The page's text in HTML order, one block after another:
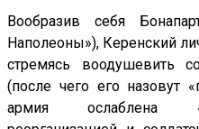
Вообразив себя
Наполеоны»), Керенский
стремясь воодушевить
(после чего его назовут
армия ослаблена